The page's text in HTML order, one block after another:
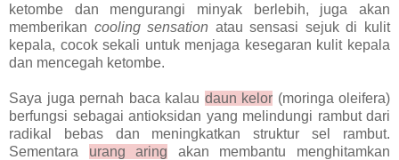
ketombe dan mengurangi minyak berlebih, juga akan
memberikan cooling sensation atau sensasi sejuk di kulit
kepala, cocok sekali untuk menjaga kesegaran kulit kepala
dan mencegah ketombe.
Saya juga pernah baca kalau daun kelor (moringa oleifera)
berfungsi sebagai antioksidan yang melindungi rambut dari
radikal bebas dan meningkatkan struktur sel rambut.
Sementara urang aring akan membantu menghitamkan